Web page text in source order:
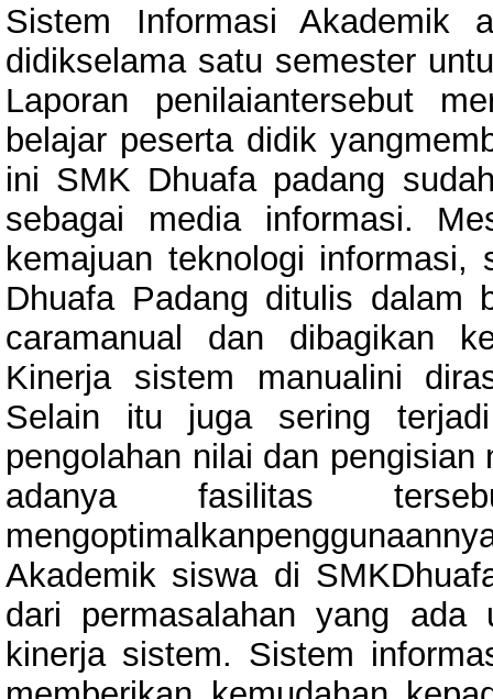
Sistem Informasi Akademik
didikselama satu semester
Laporan penilaiantersebut
belajar peserta didik
ini SMK Dhuafa padang
sebagai media informasi.
kemajuan teknologi informasi,
Dhuafa Padang ditulis dalam
caramanual dan dibagikan
Kinerja sistem manualini
Selain itu juga sering
pengolahan nilai dan
adanya fasilitas
Akademik siswa di
dari permasalahan yang ada
kinerja sistem. Sistem